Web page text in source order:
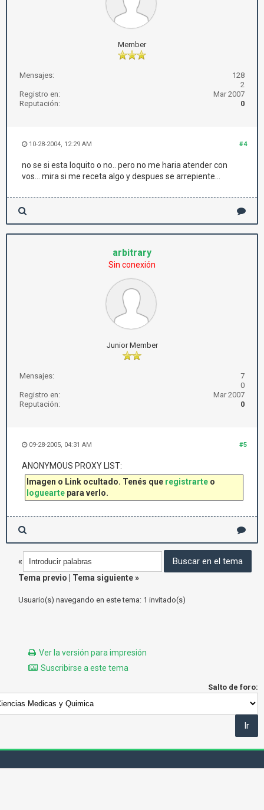
Member
Mensajes:
128
2
Registro en:
Mar 2007
Reputación:
0
#4
10-28-2004, 12:29 AM
no se si esta loquito o no.. pero no me haria atender con
vos... mira si me receta algo y despues se arrepiente...
arbitrary
Sin conexión
Junior Member
Mensajes:
7
0
Registro en:
Mar 2007
Reputación:
0
#5
09-28-2005, 04:31 AM
ANONYMOUS PROXY LIST:
Imagen o Link ocultado. Tenés que registrarte o
loguearte para verlo.
«
Tema previo
Tema siguiente»
Usuario(s) navegando en este tema: 1 invitado(s)
Ver la versión para impresión
Suscribirse a este tema
Salto de foro: